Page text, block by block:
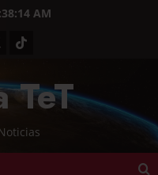
AM
TeT